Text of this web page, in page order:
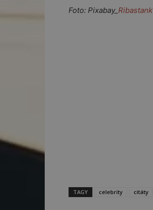
Foto: Pixabay_ Ribastank
TAGY celebrity citáty